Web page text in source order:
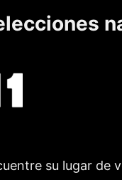
su lugar de